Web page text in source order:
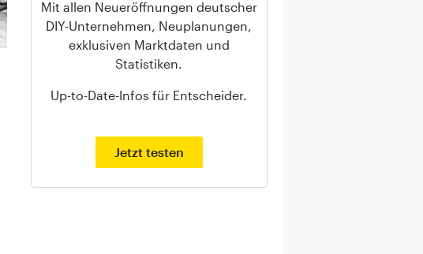
Mit allen Neueröffnungen deutscher
DIY-Unternehmen, Neuplanungen,
exklusiven Marktdaten und
Statistiken.
Up-to-Date-Infos für Entscheider.
Jetzt testen